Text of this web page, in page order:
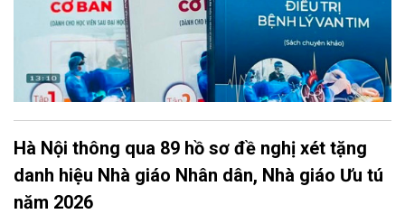
Hà Nội thông qua 89 hồ sơ đề nghị xét tặng
danh hiệu Nhà giáo Nhân dân, Nhà giáo Ưu tú
năm 2026